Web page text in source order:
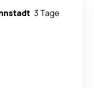
3 Tage